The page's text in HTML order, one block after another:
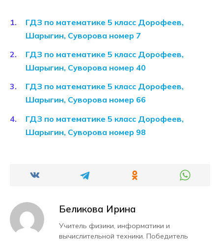
ГДЗ по математике 5 класс Дорофеев,
Шарыгин, Суворова номер 7
ГДЗ по математике 5 класс Дорофеев,
Шарыгин, Суворова номер 40
ГДЗ по математике 5 класс Дорофеев,
Шарыгин, Суворова номер 66
ГДЗ по математике 5 класс Дорофеев,
Шарыгин, Суворова номер 98
Беликова Ирина
Учитель физики, информатики и
вычислительной техники. Победитель